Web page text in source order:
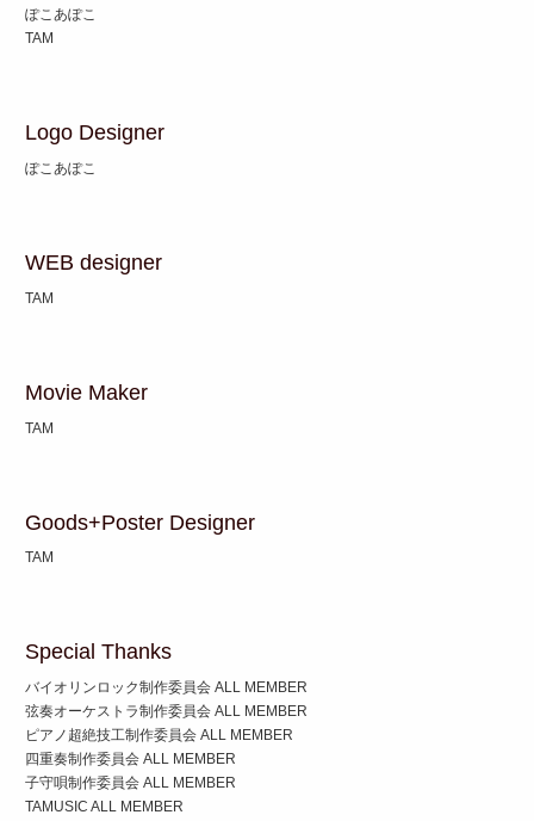
ぽこあぽこ
TAM
Logo Designer
ぽこあぽこ
WEB designer
TAM
Movie Maker
TAM
Goods+Poster Designer
TAM
Special Thanks
バイオリンロック制作委員会 ALL MEMBER
弦奏オーケストラ制作委員会 ALL MEMBER
ピアノ超絶技工制作委員会 ALL MEMBER
四重奏制作委員会 ALL MEMBER
子守唄制作委員会 ALL MEMBER
TAMUSIC ALL MEMBER